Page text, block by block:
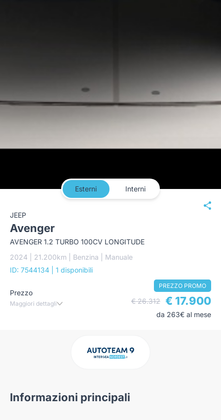
Esterni Interni
JEEP
Avenger
AVENGER 1.2 TURBO 100CV LONGITUDE
2024 | 21.200km | Benzina | Manuale
ID: 7544134
| 1 disponibili
Prezzo
Maggiori dettagli
PREZZO PROMO
€ 26.312 € 17.900
da 263€ al mese
Informazioni principali